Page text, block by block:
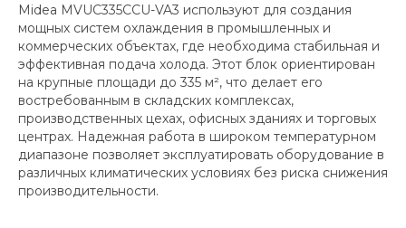
Midea MVUC335CCU-VA3 используют для создания
мощных систем охлаждения в промышленных и
коммерческих объектах, где необходима стабильная и
эффективная подача холода. Этот блок ориентирован
на крупные площади до 335 м², что делает его
востребованным в складских комплексах,
производственных цехах, офисных зданиях и торговых
центрах. Надежная работа в широком температурном
диапазоне позволяет эксплуатировать оборудование в
различных климатических условиях без риска снижения
производительности.